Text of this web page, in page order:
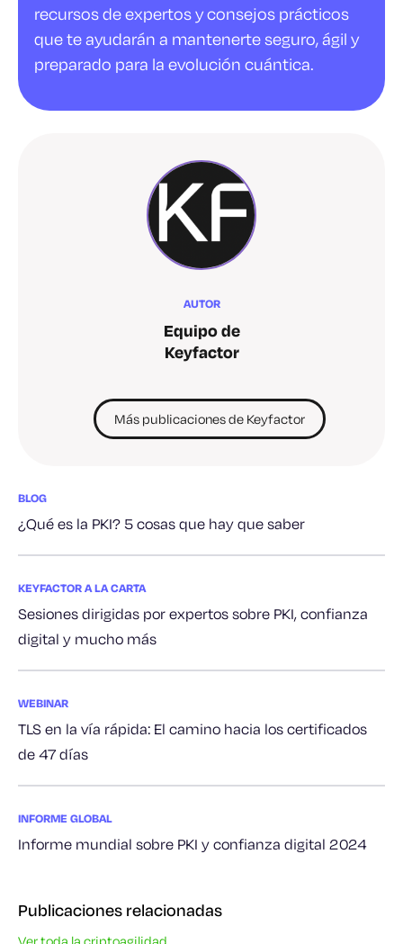
recursos de expertos y consejos prácticos
que te ayudarán a mantenerte seguro, ágil y
preparado para la evolución cuántica.
AUTOR
Equipo de
Keyfactor
Más publicaciones de Keyfactor
BLOG
¿Qué es la PKI? 5 cosas que hay que saber
KEYFACTOR A LA CARTA
Sesiones dirigidas por expertos sobre PKI, confianza
digital y mucho más
WEBINAR
TLS en la vía rápida: El camino hacia los certificados
de 47 días
INFORME GLOBAL
Informe mundial sobre PKI y confianza digital 2024
Publicaciones relacionadas